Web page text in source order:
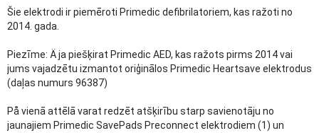
Šie elektrodi ir piemēroti Primedic defibrilatoriem, kas ražoti no
2014. gada.
Piezīme: Ä ja piešķirat Primedic AED, kas ražots pirms 2014 vai
jums vajadzētu izmantot oriģinālos Primedic Heartsave elektrodus
(daļas numurs 96387)
På vienā attēlā varat redzēt atšķirību starp savienotāju no
jaunajiem Primedic SavePads Preconnect elektrodiem (1) un